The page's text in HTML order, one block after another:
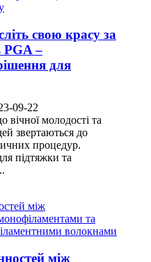
свою красу за
PGA –
для
09-22
вічної молодості та
звертаються до
процедур.
підтяжки та
між